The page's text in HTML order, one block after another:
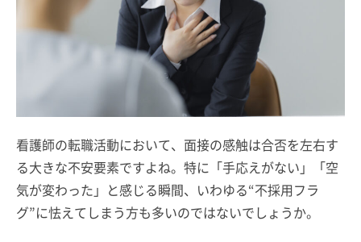
看護師の転職活動において、面接の感触は合否を左右す
る大きな不安要素ですよね。特に「手応えがない」「空
気が変わった」と感じる瞬間、いわゆる“不採用フラ
グ”に怯えてしまう方も多いのではないでしょうか。